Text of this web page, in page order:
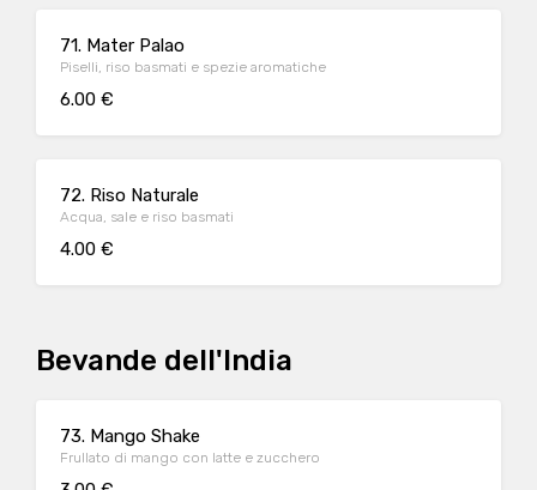
71. Mater Palao
Piselli, riso basmati e spezie aromatiche
6.00 €
72. Riso Naturale
Acqua, sale e riso basmati
4.00 €
Bevande dell'India
73. Mango Shake
Frullato di mango con latte e zucchero